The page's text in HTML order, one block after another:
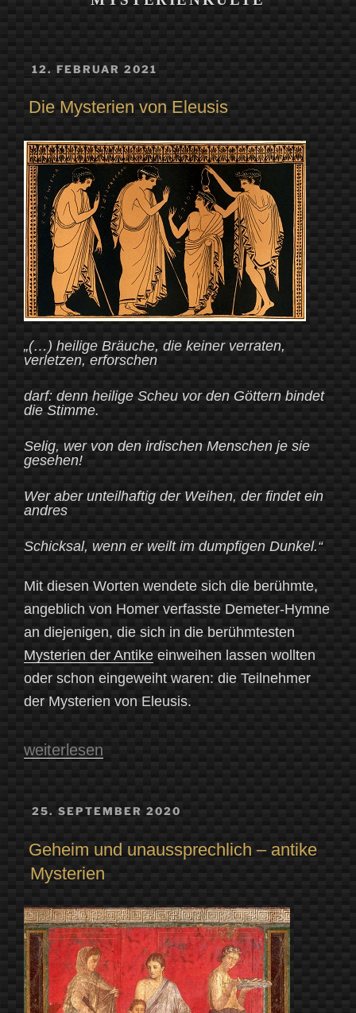
VERÖFFENTLICHT
12. FEBRUAR 2021
Die Mysterien von Eleusis
„(…) heilige Bräuche, die keiner verraten,
verletzen, erforschen
darf: denn heilige Scheu vor den Göttern bindet
die Stimme.
Selig, wer von den irdischen Menschen je sie
gesehen!
Wer aber unteilhaftig der Weihen, der findet ein
andres
Schicksal, wenn er weilt im dumpfigen Dunkel.“
Mit diesen Worten wendete sich die berühmte,
angeblich von Homer verfasste Demeter-Hymne
an diejenigen, die sich in die berühmtesten
Mysterien der Antike einweihen lassen wollten
oder schon eingeweiht waren: die Teilnehmer
der Mysterien von Eleusis.
„Die
weiterlesen
VERÖFFENTLICHT
25. SEPTEMBER 2020
Geheim und unaussprechlich – antike
Mysterien